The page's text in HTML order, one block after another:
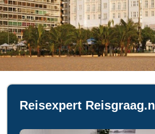
Reisexpert Reisgraag.nl